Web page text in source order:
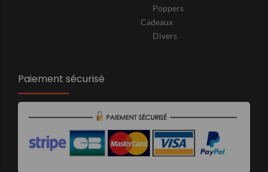
Poppers
Cadeaux
Divers
Paiement sécurisé